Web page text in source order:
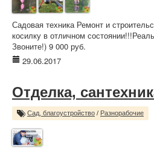
Садовая техника Ремонт и
косилку в отличном
Звоните!) 9 000 руб.
29.06.2017
Отделка,
Сад, благоустройство / Разнорабочие